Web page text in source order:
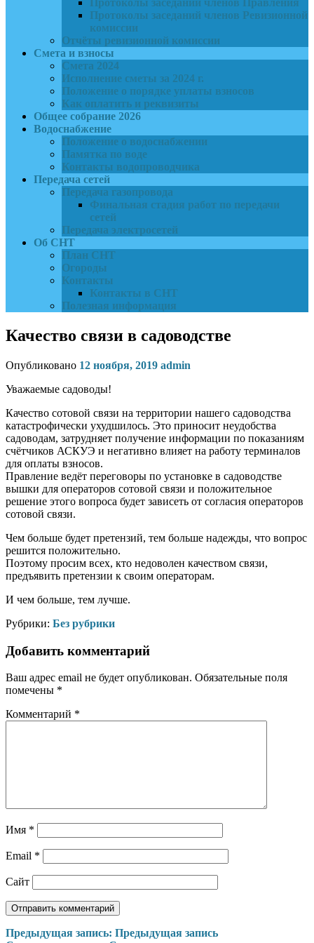
Протоколы заседаний членов Правления
Протоколы заседаний членов Ревизионной
комиссии
Отчёты ревизионной комиссии
Смета и взносы
Смета 2024
Исполнение сметы за 2024 г.
Положение о порядке уплаты взносов
Как оплатить и реквизиты
Общее собрание 2026
Водоснабжение
Положение о водоснабжении
Памятка по воде
Контакты водопроводчика
Передача сетей
Передача газопровода
Финальная стадия работ по передачи
сетей
Передача электросетей
Об СНТ
План СНТ
Огороды
Контакты
Контакты в СНТ
Полезная информация
Качество связи в садоводстве
Опубликовано 12 ноября, 2019 admin
Уважаемые садоводы!
Качество сотовой связи на территории нашего садоводства
катастрофически ухудшилось. Это приносит неудобства
садоводам, затрудняет получение информации по показаниям
счётчиков АСКУЭ и негативно влияет на работу терминалов
для оплаты взносов.
Правление ведёт переговоры по установке в садоводстве
вышки для операторов сотовой связи и положительное
решение этого вопроса будет зависеть от согласия операторов
сотовой связи.
Чем больше будет претензий, тем больше надежды, что вопрос
решится положительно.
Поэтому просим всех, кто недоволен качеством связи,
предъявить претензии к своим операторам.
И чем больше, тем лучше.
Рубрики: Без рубрики
Добавить комментарий
Ваш адрес email не будет опубликован. Обязательные поля
помечены *
Комментарий *
Имя *
Email *
Сайт
Навигация
Предыдущая запись: Предыдущая запись